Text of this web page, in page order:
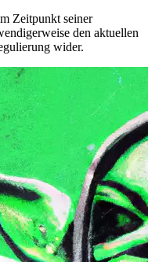
Zeitpunkt seiner
den aktuellen
wider.